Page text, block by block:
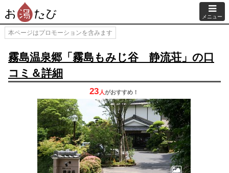
メニュー
本ページはプロモーションを含みます
霧島温泉郷「霧島もみじ谷 静流荘」の口
コミ＆詳細
23 人がおすすめ！